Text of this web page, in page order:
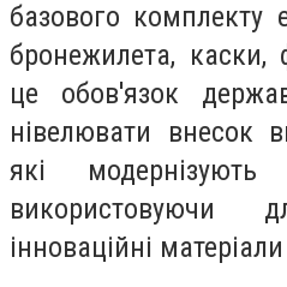
базового комплекту
бронежилета,
це обов'язок
нівелювати внесок
які
використовуючи
інноваційні